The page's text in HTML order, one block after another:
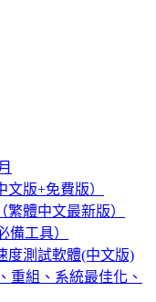
版+免費版）
體中文最新版）
備工具）
度測試軟體(中文版)
重組、系統最佳化、